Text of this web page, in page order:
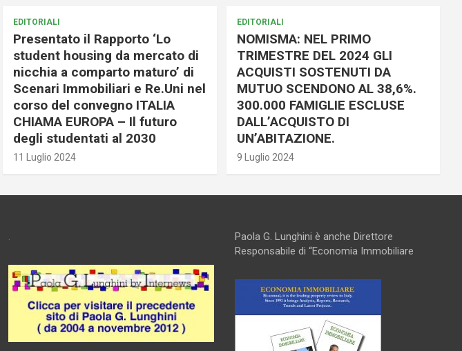
EDITORIALI
Presentato il Rapporto ‘Lo
student housing da mercato di
nicchia a comparto maturo’ di
Scenari Immobiliari e Re.Uni nel
corso del convegno ITALIA
CHIAMA EUROPA – Il futuro
degli studentati al 2030
11 Luglio 2024
EDITORIALI
NOMISMA: NEL PRIMO
TRIMESTRE DEL 2024 GLI
ACQUISTI SOSTENUTI DA
MUTUO SCENDONO AL 38,6%.
300.000 FAMIGLIE ESCLUSE
DALL’ACQUISTO DI
UN’ABITAZIONE.
9 Luglio 2024
Paola G. Lunghini è anche Direttore
Responsabile di “Economia Immobiliare